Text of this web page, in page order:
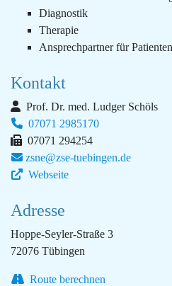
Diagnostik
Therapie
Ansprechpartner für
Kontakt
Prof. Dr. med. Ludger Schöls
07071 2985170
07071 294254
zsne@zse-tuebingen.de
Webseite
Adresse
Hoppe-Seyler-Straße 3
72076 Tübingen
Route berechnen